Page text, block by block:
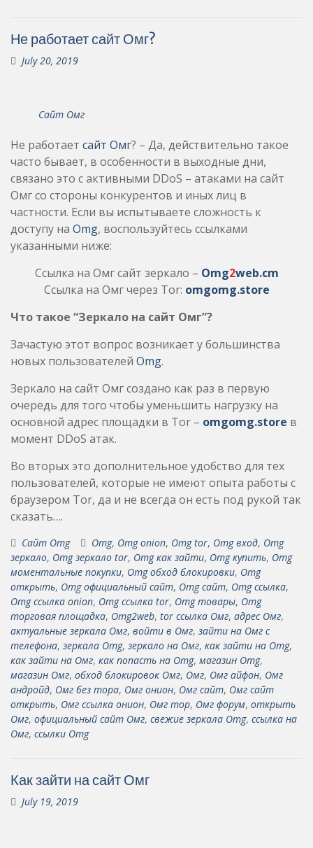
Не работает сайт Омг?
July 20, 2019
Сайт Омг
Не работает сайт Омг? – Да, действительно такое
часто бывает, в особенности в выходные дни,
связано это с активными DDoS – атаками на сайт
Омг со стороны конкурентов и иных лиц в
частности. Если вы испытываете сложность к
доступу на Omg, воспользуйтесь ссылками
указанными ниже:
Ссылка на Омг сайт зеркало – Omg2web.cm
Ссылка на Омг через Tor: omgomg.store
Что такое “Зеркало на сайт Омг”?
Зачастую этот вопрос возникает у большинства
новых пользователей Omg.
Зеркало на сайт Омг создано как раз в первую
очередь для того чтобы уменьшить нагрузку на
основной адрес площадки в Tor – omgomg.store в
момент DDoS атак.
Во вторых это дополнительное удобство для тех
пользователей, которые не имеют опыта работы с
браузером Tor, да и не всегда он есть под рукой так
сказать….
Сайт Omg Omg, Omg onion, Omg tor, Omg вход, Omg
зеркало, Omg зеркало tor, Omg как зайти, Omg купить, Omg
моментальные покупки, Omg обход блокировки, Omg
открыть, Omg официальный сайт, Omg сайт, Omg ссылка,
Omg ссылка onion, Omg ссылка tor, Omg товары, Omg
торговая площадка, Omg2web, tor ссылка Омг, адрес Омг,
актуальные зеркала Омг, войти в Омг, зайти на Омг с
телефона, зеркала Omg, зеркало на Омг, как зайти на Omg,
как зайти на Омг, как попасть на Omg, магазин Omg,
магазин Омг, обход блокировок Омг, Омг, Омг айфон, Омг
андройд, Омг без тора, Омг онион, Омг сайт, Омг сайт
открыть, Омг ссылка онион, Омг тор, Омг форум, открыть
Омг, официальный сайт Омг, свежие зеркала Omg, ссылка на
Омг, ссылки Omg
Как зайти на сайт Омг
July 19, 2019